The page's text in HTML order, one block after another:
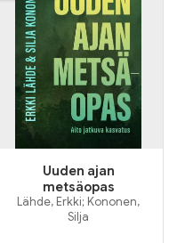
Uuden ajan
metsäopas
Lähde, Erkki; Kononen,
Silja